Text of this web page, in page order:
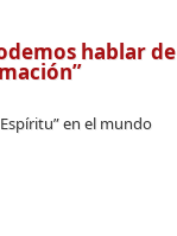
hablar de
en el mundo